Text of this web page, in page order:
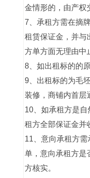
金情形的，由产权
7、承租方需在摘
租赁保证金，并与
方单方面无理由中
8、如出租标的的
9、出租标的为毛
装修，商铺内首层
10、如承租方是
租方全部保证金并
11、意向承租方
单，意向承租方是
方核实。